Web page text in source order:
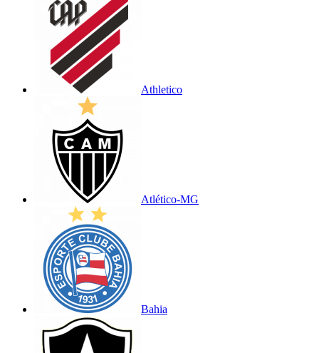
Athletico
Atlético-MG
Bahia